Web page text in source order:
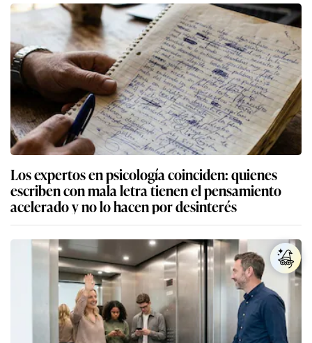
Los expertos en psicología coinciden: quienes
escriben con mala letra tienen el pensamiento
acelerado y no lo hacen por desinterés